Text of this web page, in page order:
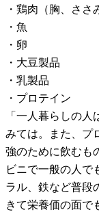
・鶏肉（胸、ささ
・魚
・卵
・大豆製品
・乳製品
・プロテイン
「一人暮らしの
みては。また、プ
強のために飲むも
ビニで一般の人で
ラル、鉄など普段
きて栄養価の面で